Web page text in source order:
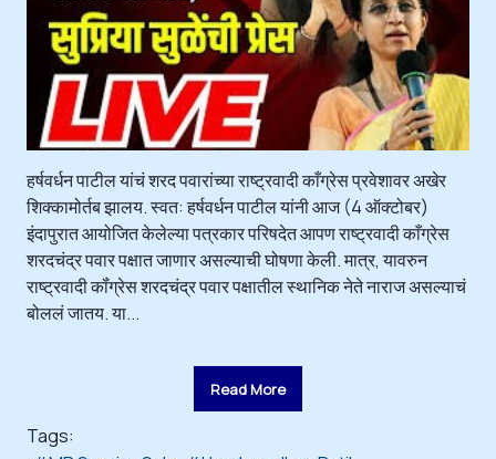
हर्षवर्धन पाटील यांचं शरद पवारांच्या राष्ट्रवादी काँग्रेस प्रवेशावर अखेर
शिक्कामोर्तब झालय. स्वत: हर्षवर्धन पाटील यांनी आज (4 ऑक्टोबर)
इंदापुरात आयोजित केलेल्या पत्रकार परिषदेत आपण राष्ट्रवादी काँग्रेस
शरदचंद्र पवार पक्षात जाणार असल्याची घोषणा केली. मात्र, यावरुन
राष्ट्रवादी कॉंग्रेस शरदचंद्र पवार पक्षातील स्थानिक नेते नाराज असल्याचं
बोललं जातय. या...
Read More
Tags: